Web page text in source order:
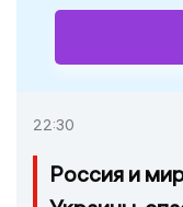
22:30
Россия и